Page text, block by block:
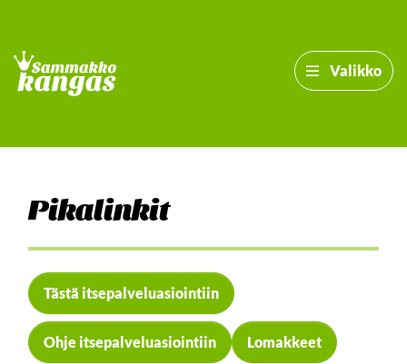
Valikko
Pikalinkit
Tästä itsepalveluasiointiin
Ohje itsepalveluasiointiin Lomakkeet